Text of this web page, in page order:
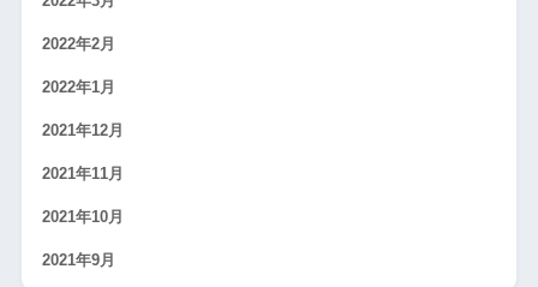
2022年2月
2022年1月
2021年12月
2021年11月
2021年10月
2021年9月